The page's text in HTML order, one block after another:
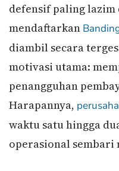
defensif paling lazim
mendaftarkan
diambil secara
motivasi utama:
penangguhan
Harapannya,
waktu satu hingga
operasional sembari